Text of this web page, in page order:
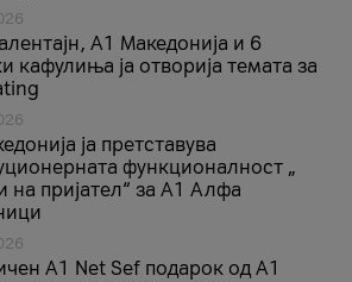
A1 Македонија и 6
кафулиња ја отворија темата за
ја претставува
функционалност „
на пријател“ за А1 Алфа
A1 Net Sеf подарок од А1